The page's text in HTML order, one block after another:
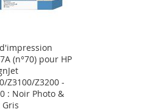
(n°70) pour HP
Z3100/Z3200 -
: Noir Photo &